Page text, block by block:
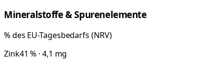
Mineralstoffe & Spurenelemente
% des EU-Tagesbedarfs (NRV)
Zink41 % · 4,1 mg